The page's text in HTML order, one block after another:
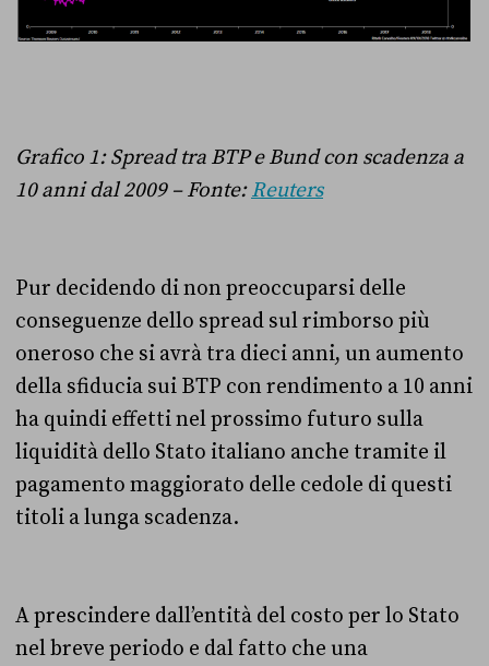
Grafico 1: Spread tra BTP e Bund con scadenza a
10 anni dal 2009 – Fonte:Reuters
Pur decidendo di non preoccuparsi delle
conseguenze dello spread sul rimborso più
oneroso che si avrà tra dieci anni, un aumento
della sfiducia sui BTP con rendimento a 10 anni
ha quindi effetti nel prossimo futuro sulla
liquidità dello Stato italiano anche tramite il
pagamento maggiorato delle cedole di questi
titoli a lunga scadenza.
A prescindere dall’entità del costo per lo Stato
nel breve periodo e dal fatto che una